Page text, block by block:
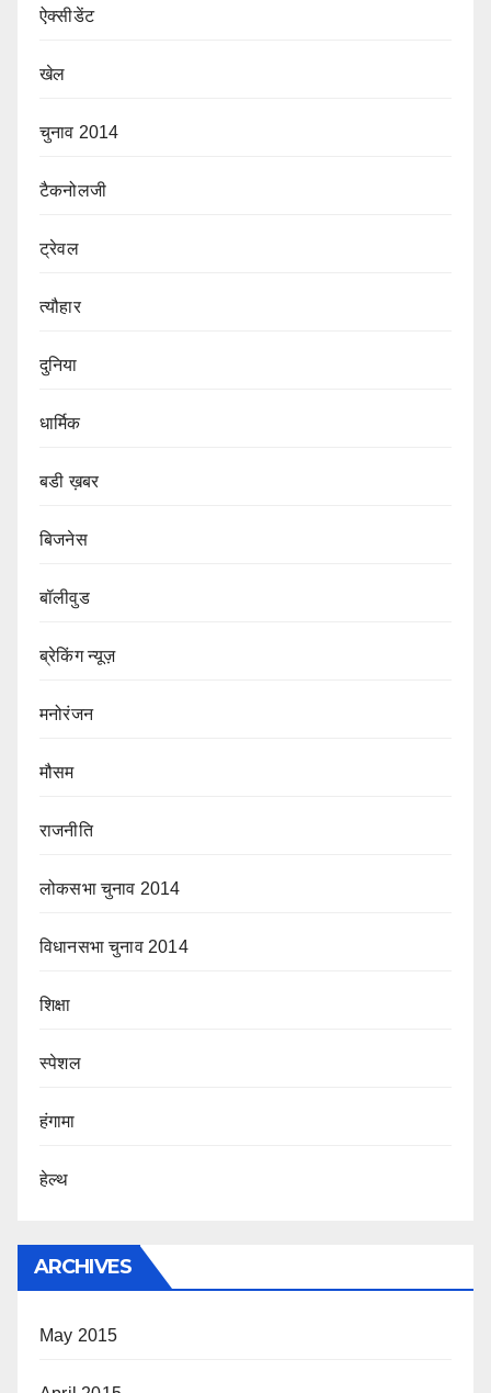
ऐक्सीडेंट
खेल
चुनाव 2014
टैकनोलजी
ट्रेवल
त्यौहार
दुनिया
धार्मिक
बडी ख़बर
बिजनेस
बॉलीवुड
ब्रेकिंग न्यूज़
मनोरंजन
मौसम
राजनीति
लोकसभा चुनाव 2014
विधानसभा चुनाव 2014
शिक्षा
स्पेशल
हंगामा
हेल्थ
ARCHIVES
May 2015